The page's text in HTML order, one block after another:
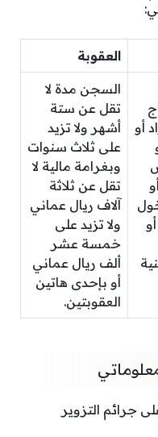
العقوبة
أو
السجن مدة لا
تقل عن ستة
أشهر ولا تزيد
على ثلاث سنوات
وبغرامة مالية لا
تقل عن ثلاثة
آلاف ريال عماني
ولا تزيد على
خمسة عشر
ألف ريال عماني
أو بإحدى هاتين
العقوبتين.
جرائم التزوير